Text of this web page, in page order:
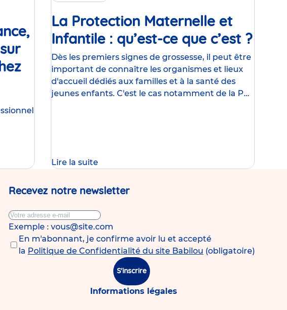
La Protection Maternelle et
Infantile : qu’est-ce que c’est ?
Dès les premiers signes de grossesse, il peut être
important de connaître les organismes et lieux
d'accueil dédiés aux familles et à la santé des
jeunes enfants. C'est le cas notamment de la PMI
Lire la suite
Recevez notre newsletter
Exemple : vous@site.com
En m'abonnant, je confirme avoir lu et accepté
la Politique de Confidentialité du site Babilou (obligatoire)
S'inscrire
Informations légales